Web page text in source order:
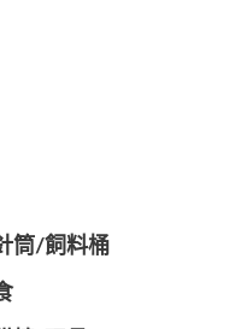
筒/飼料桶